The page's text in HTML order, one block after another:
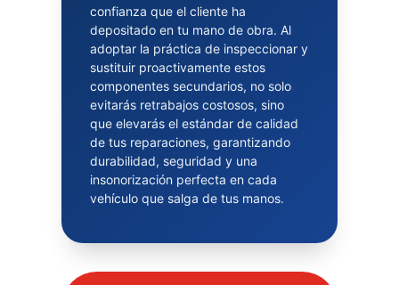
confianza que el cliente ha
depositado en tu mano de obra. Al
adoptar la práctica de inspeccionar y
sustituir proactivamente estos
componentes secundarios, no solo
evitarás retrabajos costosos, sino
que elevarás el estándar de calidad
de tus reparaciones, garantizando
durabilidad, seguridad y una
insonorización perfecta en cada
vehículo que salga de tus manos.